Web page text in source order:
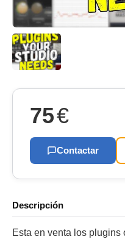
75€
Contactar
Descripción
Esta en venta los plugins